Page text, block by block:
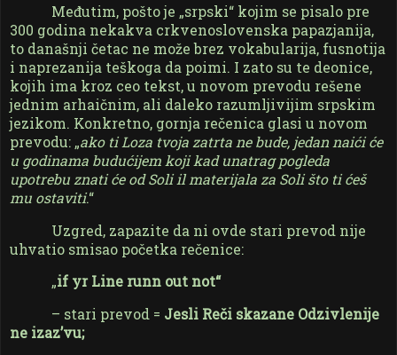
Međutim, pošto je „srpski“ kojim se pisalo pre
300 godina nekakva crkvenoslovenska papazjanija,
to današnji četac ne može brez vokabularija, fusnotija
i naprezanija teškoga da poimi. I zato su te deonice,
kojih ima kroz ceo tekst, u novom prevodu rešene
jednim arhaičnim, ali daleko razumljivijim srpskim
jezikom. Konkretno, gornja rečenica glasi u novom
prevodu: „ako ti Loza tvoja zatrta ne bude, jedan naići će
u godinama budućijem koji kad unatrag pogleda
upotrebu znati će od Soli il materijala za Soli što ti ćeš
mu ostaviti.“
Uzgred, zapazite da ni ovde stari prevod nije
uhvatio smisao početka rečenice:
„if yr Line runn out not“
– stari prevod = Jesli Reči skazane Odzivlenije
ne izaz’vu;